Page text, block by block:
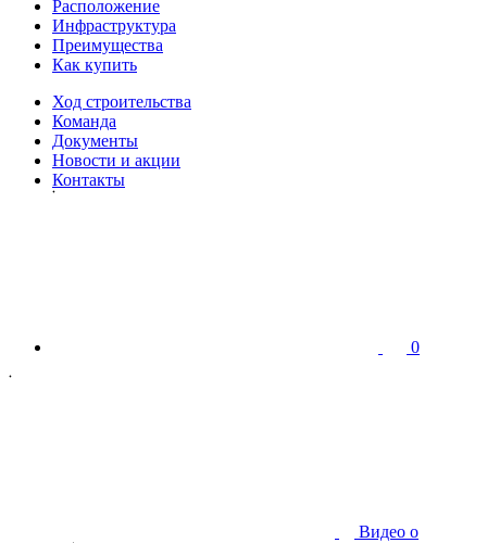
Расположение
Инфраструктура
Преимущества
Как купить
Ход строительства
Команда
Документы
Новости и акции
Контакты
0
Видео о